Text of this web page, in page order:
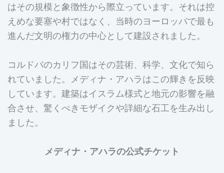
はその規模と象徴性から際立っています。それは控
えめな要塞や村ではなく、当時のヨーロッパで最も
進んだ文明の権力の中心として建設されました。
コルドバのカリフ国はその芸術、科学、文化で知ら
れていました。メディナ・アハラはこの輝きを反映
しています。建築はイスラム様式と地元の影響を融
合させ、驚くべきモザイクや詳細な石工を生み出し
ました。
メディナ・アハラの公式チケット